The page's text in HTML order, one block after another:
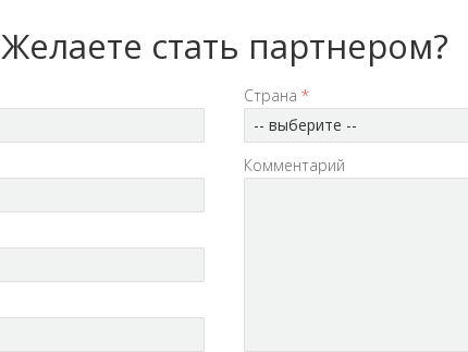
Желаете стать партнером?
Страна *
-- выберите --
Комментарий